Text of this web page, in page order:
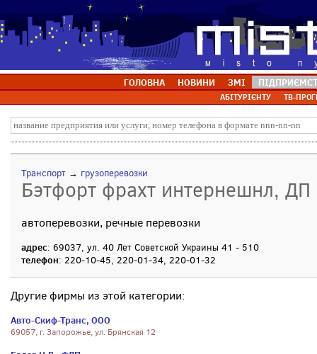
ГОЛОВНА НОВИНИ ЗМІ
АБІТУРІЄНТУ ТВ-
Транспорт → грузоперевозки
Бэтфорт фрахт интернешнл, ДП
автоперевозки, речные перевозки
адрес: 69037, ул. 40 Лет Советской Украины 41 - 510
телефон: 220-10-45, 220-01-34, 220-01-32
Другие фирмы из этой категории:
Авто-Скиф-Транс, ООО
69057, г. Запорожье, ул. Брянская 12